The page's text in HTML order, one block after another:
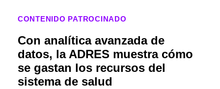
CONTENIDO PATROCINADO
Con analítica avanzada de
datos, la ADRES muestra cómo
se gastan los recursos del
sistema de salud